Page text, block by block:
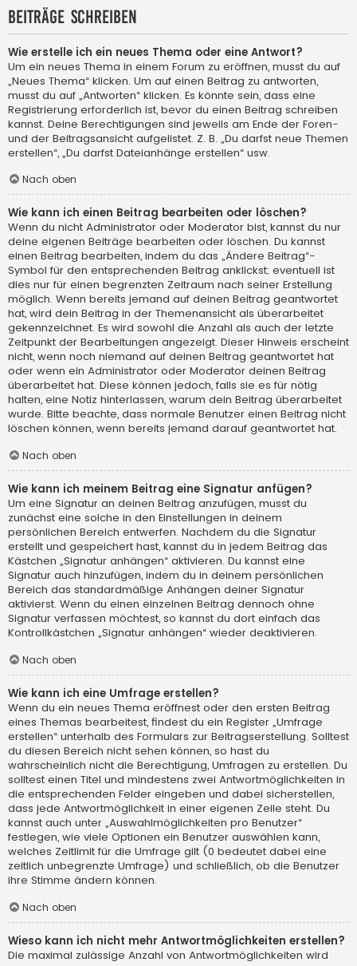
Beiträge schreiben
Wie erstelle ich ein neues Thema oder eine Antwort?
Um ein neues Thema in einem Forum zu eröffnen, musst du auf
„Neues Thema“ klicken. Um auf einen Beitrag zu antworten,
musst du auf „Antworten“ klicken. Es könnte sein, dass eine
Registrierung erforderlich ist, bevor du einen Beitrag schreiben
kannst. Deine Berechtigungen sind jeweils am Ende der Foren-
und der Beitragsansicht aufgelistet. Z. B. „Du darfst neue Themen
erstellen“, „Du darfst Dateianhänge erstellen“ usw.
Nach oben
Wie kann ich einen Beitrag bearbeiten oder löschen?
Wenn du nicht Administrator oder Moderator bist, kannst du nur
deine eigenen Beiträge bearbeiten oder löschen. Du kannst
einen Beitrag bearbeiten, indem du das „Ändere Beitrag“-
Symbol für den entsprechenden Beitrag anklickst; eventuell ist
dies nur für einen begrenzten Zeitraum nach seiner Erstellung
möglich. Wenn bereits jemand auf deinen Beitrag geantwortet
hat, wird dein Beitrag in der Themenansicht als überarbeitet
gekennzeichnet. Es wird sowohl die Anzahl als auch der letzte
Zeitpunkt der Bearbeitungen angezeigt. Dieser Hinweis erscheint
nicht, wenn noch niemand auf deinen Beitrag geantwortet hat
oder wenn ein Administrator oder Moderator deinen Beitrag
überarbeitet hat. Diese können jedoch, falls sie es für nötig
halten, eine Notiz hinterlassen, warum dein Beitrag überarbeitet
wurde. Bitte beachte, dass normale Benutzer einen Beitrag nicht
löschen können, wenn bereits jemand darauf geantwortet hat.
Nach oben
Wie kann ich meinem Beitrag eine Signatur anfügen?
Um eine Signatur an deinen Beitrag anzufügen, musst du
zunächst eine solche in den Einstellungen in deinem
persönlichen Bereich entwerfen. Nachdem du die Signatur
erstellt und gespeichert hast, kannst du in jedem Beitrag das
Kästchen „Signatur anhängen“ aktivieren. Du kannst eine
Signatur auch hinzufügen, indem du in deinem persönlichen
Bereich das standardmäßige Anhängen deiner Signatur
aktivierst. Wenn du einen einzelnen Beitrag dennoch ohne
Signatur verfassen möchtest, so kannst du dort einfach das
Kontrollkästchen „Signatur anhängen“ wieder deaktivieren.
Nach oben
Wie kann ich eine Umfrage erstellen?
Wenn du ein neues Thema eröffnest oder den ersten Beitrag
eines Themas bearbeitest, findest du ein Register „Umfrage
erstellen“ unterhalb des Formulars zur Beitragserstellung. Solltest
du diesen Bereich nicht sehen können, so hast du
wahrscheinlich nicht die Berechtigung, Umfragen zu erstellen. Du
solltest einen Titel und mindestens zwei Antwortmöglichkeiten in
die entsprechenden Felder eingeben und dabei sicherstellen,
dass jede Antwortmöglichkeit in einer eigenen Zeile steht. Du
kannst auch unter „Auswahlmöglichkeiten pro Benutzer“
festlegen, wie viele Optionen ein Benutzer auswählen kann,
welches Zeitlimit für die Umfrage gilt (0 bedeutet dabei eine
zeitlich unbegrenzte Umfrage) und schließlich, ob die Benutzer
ihre Stimme ändern können.
Nach oben
Wieso kann ich nicht mehr Antwortmöglichkeiten erstellen?
Die maximal zulässige Anzahl von Antwortmöglichkeiten wird